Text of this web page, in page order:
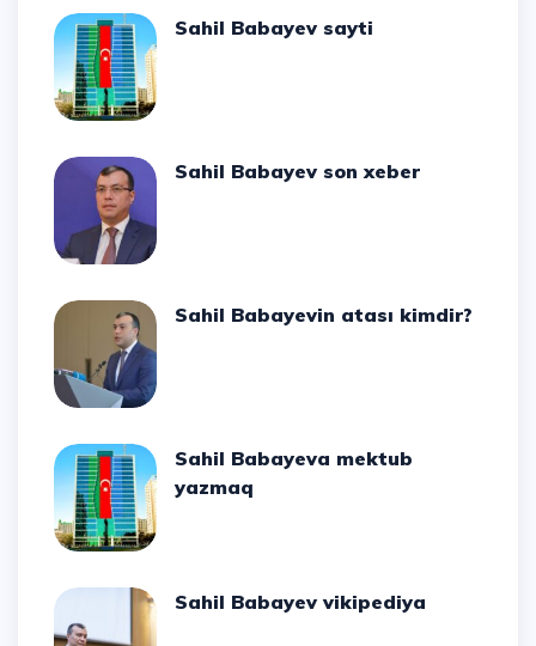
Sahil Babayev sayti
Sahil Babayev son xeber
Sahil Babayevin atası kimdir?
Sahil Babayeva mektub
yazmaq
Sahil Babayev vikipediya